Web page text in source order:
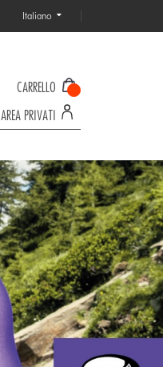
Italiano
CARRELLO
AREA PRIVATI